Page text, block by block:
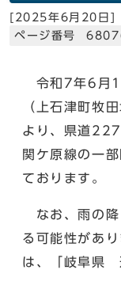
[ 2025年6月20日 ]
ページ番号
令和7年6月
（上石津町牧
より、県道
関ケ原線の一
ております。
なお、雨の降
る可能性があ
は、「岐阜県